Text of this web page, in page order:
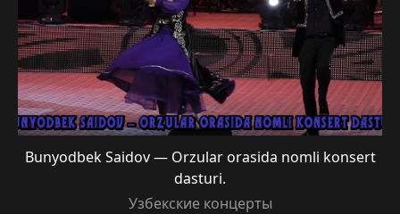
Bunyodbek Saidov — Orzular orasida nomli konsert
dasturi.
Узбекские концерты